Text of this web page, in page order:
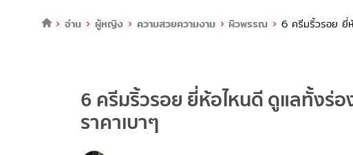
อ่าน ผู้หญิง ความสวยความงาม ผิวพรรณ 6 ครีมริ้วรอย ยี่
6 ครีมริ้วรอย ยี่ห้อไหนดี ดูแลทั้งร่
ราคาเบาๆ